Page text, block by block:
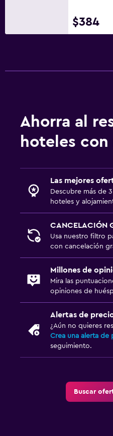
$384
Ahorra al
hoteles
Las mejores
Descubre más de
hoteles y
CANCELACIÓN
Usa nuestro filtro
con cancelación
Millones de
Mira las
opiniones de
Alertas de
¿Aún no quieres
Crea una alerta de
seguimiento.
Buscar